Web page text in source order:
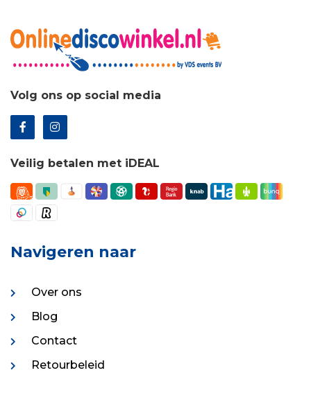
Volg ons op social media
Veilig betalen met iDEAL
Navigeren naar
Over ons
Blog
Contact
Retourbeleid